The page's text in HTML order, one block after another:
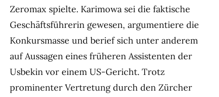
Zeromax spielte. Karimowa sei die faktische
Geschäftsführerin gewesen, argumentiere die
Konkursmasse und berief sich unter anderem
auf Aussagen eines früheren Assistenten der
Usbekin vor einem US-Gericht. Trotz
prominenter Vertretung durch den Zürcher